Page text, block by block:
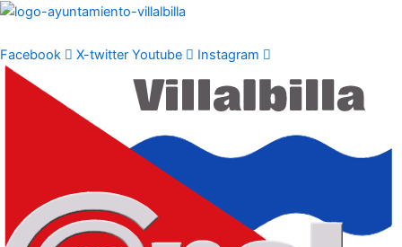
Ir
contenido
Facebook X-twitter Youtube Instagram